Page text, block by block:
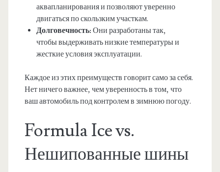
аквапланирования и позволяют уверенно
двигаться по скользким участкам.
Долговечность: Они разработаны так,
чтобы выдерживать низкие температуры и
жесткие условия эксплуатации.
Каждое из этих преимуществ говорит само за себя.
Нет ничего важнее, чем уверенность в том, что
ваш автомобиль под контролем в зимнюю погоду.
Formula Ice vs.
Нешипованные шины